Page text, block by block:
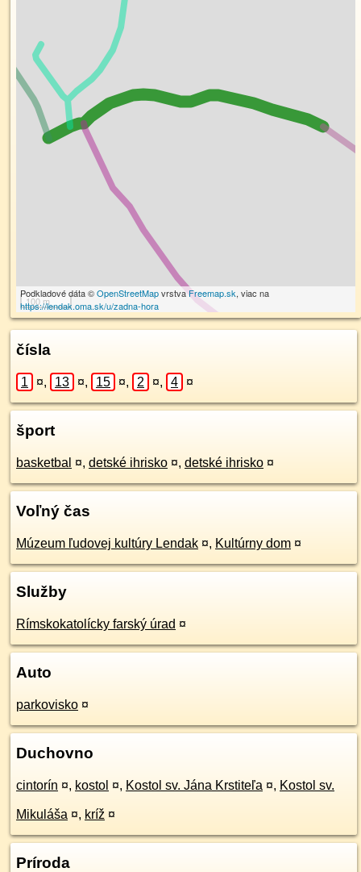
100 m
Podkladové dáta ©OpenStreetMapvrstvaFreemap.sk, viac na
https://lendak.oma.sk/u/zadna-hora
čísla
1 ¤, 13 ¤, 15 ¤, 2 ¤, 4 ¤
šport
basketbal ¤, detské ihrisko ¤, detské ihrisko ¤
Voľný čas
Múzeum ľudovej kultúry Lendak ¤, Kultúrny dom ¤
Služby
Rímskokatolícky farský úrad ¤
Auto
parkovisko ¤
Duchovno
cintorín ¤, kostol ¤, Kostol sv. Jána Krstiteľa ¤, Kostol sv.
Mikuláša ¤, kríž ¤
Príroda